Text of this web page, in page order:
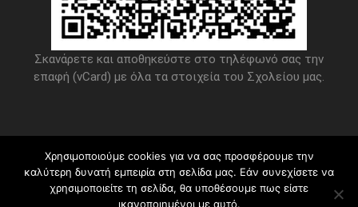
Σκανάρετε και αποθηκεύστε στο τηλέφωνό σας την
επαφή (vCard) με όλα τα στοιχεία του Σχολείου μας.
Πνευματικά δικαιώματα © 20263ο Δημοτικό Σχολείο
Γαλατσίου.
Χρησιμοποιούμε cookies για να σας προσφέρουμε την
καλύτερη δυνατή εμπειρία στη σελίδα μας. Εάν συνεχίσετε να
χρησιμοποιείτε τη σελίδα, θα υποθέσουμε πως είστε
ικανοποιημένοι με αυτό.